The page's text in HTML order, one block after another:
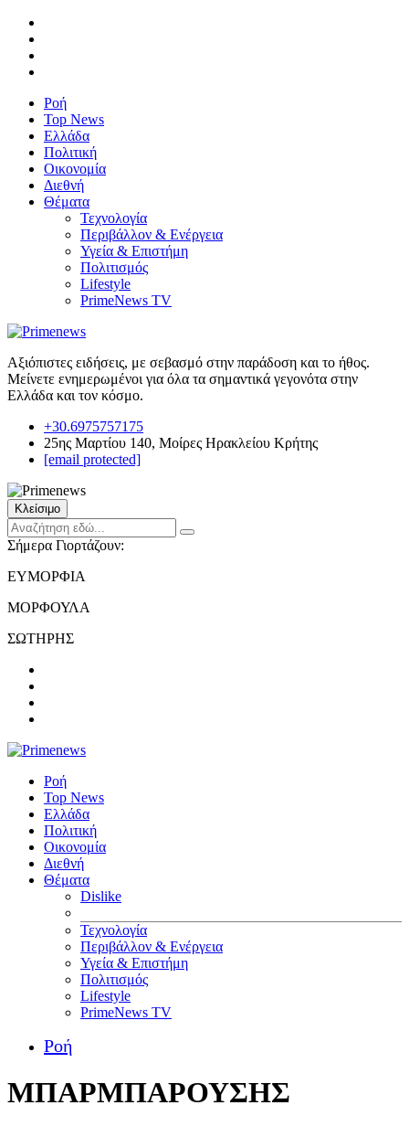
Ροή
Top News
Ελλάδα
Πολιτική
Οικονομία
Διεθνή
Θέματα
Τεχνολογία
Περιβάλλον & Ενέργεια
Υγεία & Επιστήμη
Πολιτισμός
Lifestyle
PrimeNews TV
Αξιόπιστες ειδήσεις, με σεβασμό στην παράδοση και το ήθος.
Μείνετε ενημερωμένοι για όλα τα σημαντικά γεγονότα στην
Ελλάδα και τον κόσμο.
+30.6975757175
25ης Μαρτίου 140, Μοίρες Ηρακλείου Κρήτης
[email protected]
Κλείσιμο
Σήμερα Γιορτάζουν:
ΕΥΜΟΡΦΙΑ
ΜΟΡΦΟΥΛΑ
ΣΩΤΗΡΗΣ
Ροή
Top News
Ελλάδα
Πολιτική
Οικονομία
Διεθνή
Θέματα
Dislike
Τεχνολογία
Περιβάλλον & Ενέργεια
Υγεία & Επιστήμη
Πολιτισμός
Lifestyle
PrimeNews TV
Ροή
ΜΠΑΡΜΠΑΡΟΥΣΗΣ